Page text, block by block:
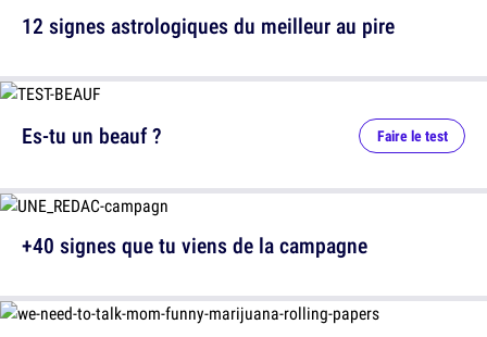
12 signes astrologiques du meilleur au pire
Es-tu un beauf ? Faire le test
+40 signes que tu viens de la campagne